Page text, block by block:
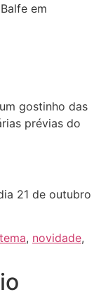
em
gostinho das
prévias do
21 de outubro
, novidade,